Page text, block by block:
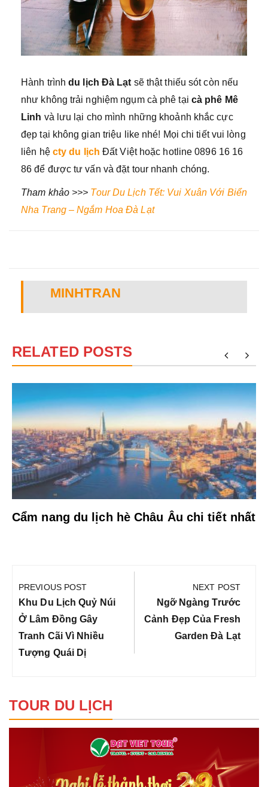
Hành trìnhdu lịch Đà Lạt sẽ thật thiếu sót còn nếu
như không trải nghiệm ngụm cà phê tại cà phê Mê
Linh và lưu lại cho mình những khoảnh khắc cực
đẹp tại không gian triệu like nhé! Mọi chi tiết vui lòng
liên hệ cty du lịch Đất Việt hoặc hotline 0896 16 16
86 để được tư vấn và đặt tour nhanh chóng.
Tham khảo >>> Tour Du Lịch Tết: Vui Xuân Với Biển
Nha Trang – Ngắm Hoa Đà Lạt
MINHTRAN
RELATED POSTS
Cẩm nang du lịch hè Châu Âu chi tiết nhất
hướng
bài
viết
PREVIOUS POST
Previous
Post:
Khu Du Lịch Quỷ Núi
Ở Lâm Đồng Gây
Tranh Cãi Vì Nhiều
Tượng Quái Dị
NEXT POST
Next
Post:
Ngỡ Ngàng Trước
Cảnh Đẹp Của Fresh
Garden Đà Lạt
TOUR DU LỊCH